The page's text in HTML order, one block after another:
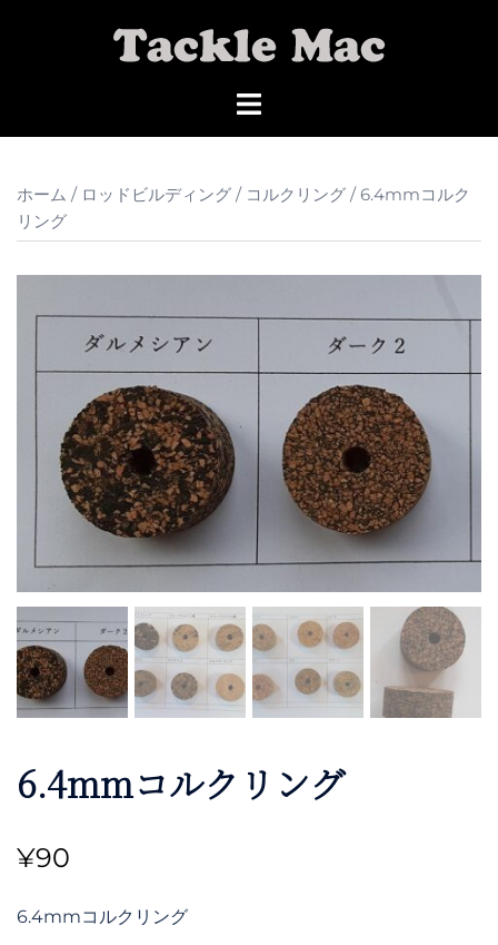
ホーム / ロッドビルディング / コルクリング / 6.4mmコルク
リング
6.4mmコルクリング
¥90
6.4mmコルクリング